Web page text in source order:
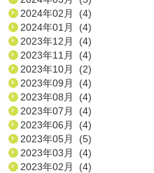
2024年02月 (4)
2024年01月 (4)
2023年12月 (4)
2023年11月 (4)
2023年10月 (2)
2023年09月 (4)
2023年08月 (4)
2023年07月 (4)
2023年06月 (4)
2023年05月 (5)
2023年03月 (4)
2023年02月 (4)